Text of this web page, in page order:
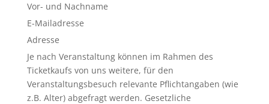
Vor- und Nachname
E-Mailadresse
Adresse
Je nach Veranstaltung können im Rahmen des
Ticketkaufs von uns weitere, für den
Veranstaltungsbesuch relevante Pflichtangaben (wie
z.B. Alter) abgefragt werden. Gesetzliche